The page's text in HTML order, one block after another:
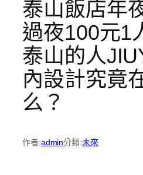
泰山飯店年
過夜100元1
泰山的人
內設計究竟
么？
作者:admin分類:未來